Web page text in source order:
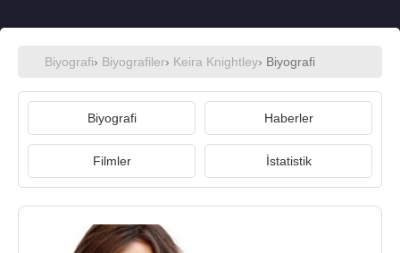
Biyografi› Biyografiler› Keira Knightley› Biyografi
Biyografi Haberler
Filmler İstatistik